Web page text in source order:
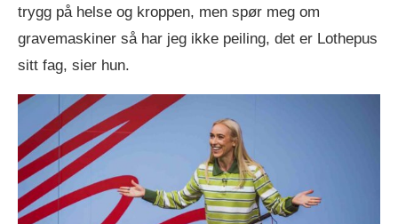
trygg på helse og kroppen, men spør meg om
gravemaskiner så har jeg ikke peiling, det er Lothepus
sitt fag, sier hun.